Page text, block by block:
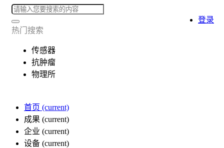
热门搜索
传感器
抗肿瘤
物理所
首页 (current)
成果 (current)
企业 (current)
设备 (current)
登录